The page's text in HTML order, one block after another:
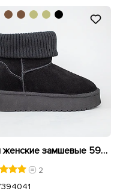
Угги женские замшевые 594022 Черные
2
394041